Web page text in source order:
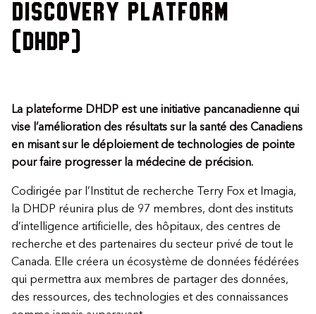
Discovery Platform
(DHDP)
La plateforme DHDP est une initiative pancanadienne qui
vise l’amélioration des résultats sur la santé des Canadiens
en misant sur le déploiement de technologies de pointe
pour faire progresser la médecine de précision.
Codirigée par l’Institut de recherche Terry Fox et Imagia,
la DHDP réunira plus de 97 membres, dont des instituts
d’intelligence artificielle, des hôpitaux, des centres de
recherche et des partenaires du secteur privé de tout le
Canada. Elle créera un écosystème de données fédérées
qui permettra aux membres de partager des données,
des ressources, des technologies et des connaissances